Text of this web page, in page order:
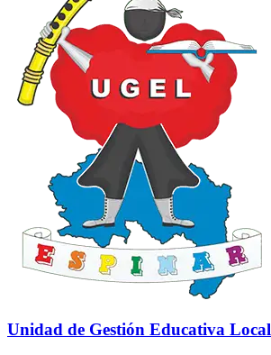
Unidad de Gestión Educativa Local